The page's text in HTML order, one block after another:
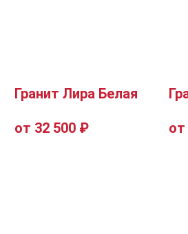
Гранит Лира Белая
от 32 500 ₽ от